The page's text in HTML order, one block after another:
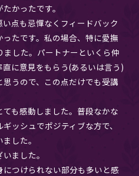
かったです。
点も忌憚なくフィードバック
たです。私の場合、特に愛撫
した。パートナーといくら仲
に意見をもらう(あるいは言う)
うので、この点だけでも受講
も感動しました。普段なかな
ッシュでポジティブな方で、
した。
ました。
つけられない部分も多いと感